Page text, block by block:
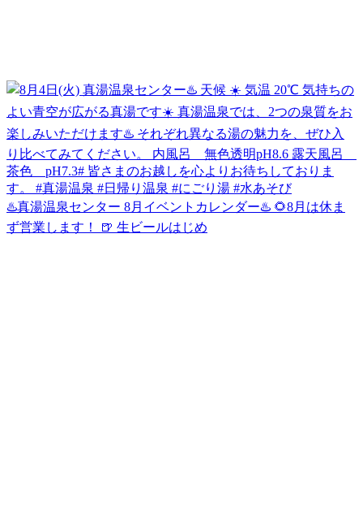
♨️真湯温泉センター 8月イベントカレンダー♨️ 🌻8月は休ま
ず営業します！ 🍺 生ビールはじめ